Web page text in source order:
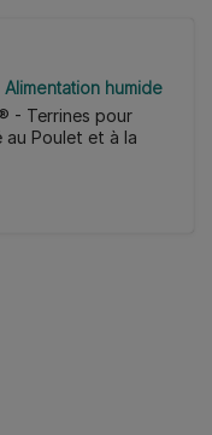
Alimentation humide
- Terrines pour
au Poulet et à la